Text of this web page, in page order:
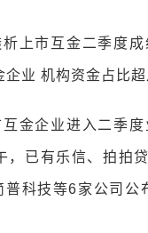
上市互金二季度
企业 机构资金占比
金企业进入二季度
，已有乐信、拍拍
普科技等6家公司公